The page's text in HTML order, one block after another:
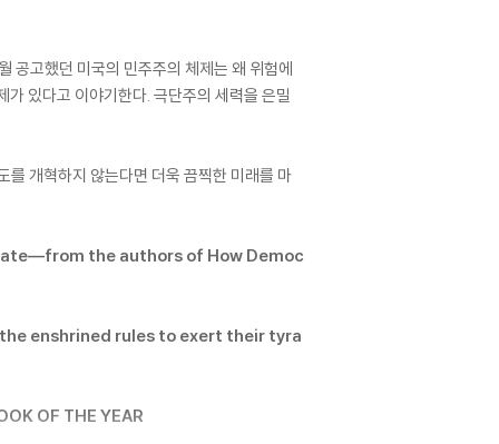
공고했던 미국의 민주주의 체제는 왜 위험에
있다고 이야기한다. 극단주의 세력을 은밀
를 개혁하지 않는다면 더욱 끔찍한 미래를 마
late―from the authors of How Democ
enshrined rules to exert their tyra
OF THE YEAR